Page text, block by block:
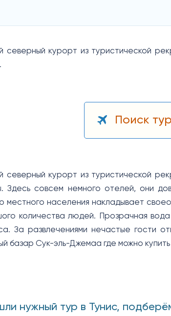
северный курорт из туристической
Поиск
северный курорт из туристической
Здесь совсем немного отелей, они
местного населения накладывает
количества людей. Прозрачная
За развлечениями нечастые гости
базар Сук-эль-Джемаа где можно
нужный тур в Тунис,